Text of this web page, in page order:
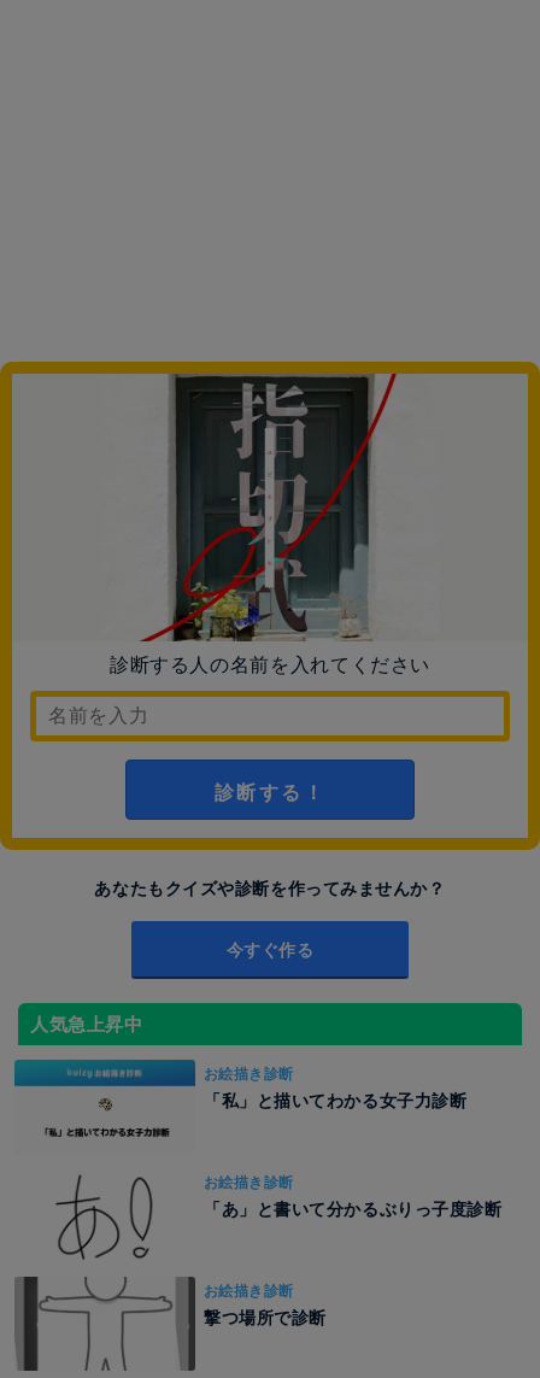
診断する人の名前を入れてください
診断する！
あなたもクイズや診断を作ってみませんか？
今すぐ作る
人気急上昇中
お絵描き診断
「私」と描いてわかる女子力診断
お絵描き診断
「あ」と書いて分かるぶりっ子度診断
お絵描き診断
撃つ場所で診断